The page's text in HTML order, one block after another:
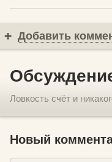
Добавить
Ловкость счёт и
Новый